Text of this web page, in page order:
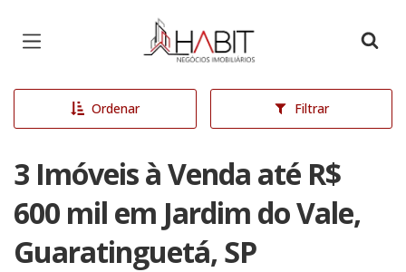
Página inicial
Ordenar Filtrar
3 Imóveis à Venda até R$
600 mil em Jardim do Vale,
Guaratinguetá, SP